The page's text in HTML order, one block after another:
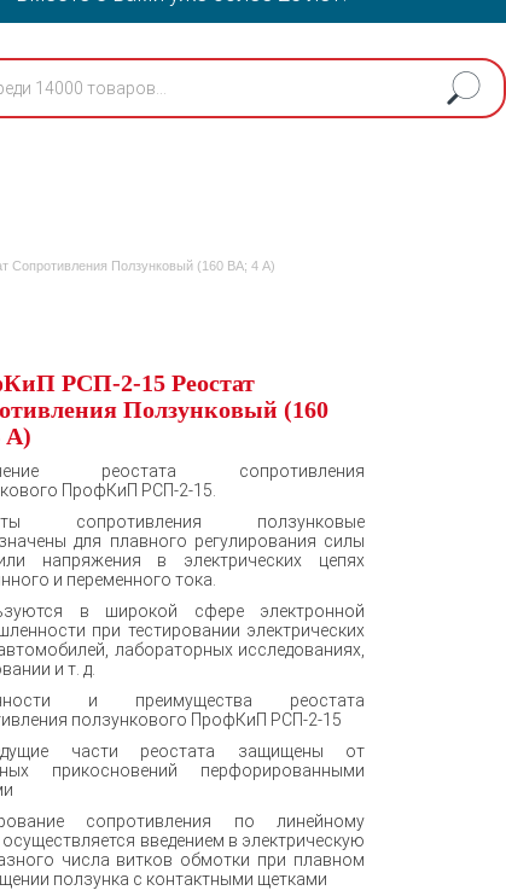
Сопротивления Ползунковый (160 ВА; 4 А)
РСП-2-15 Реостат
Ползунковый (160
А)
реостата сопротивления
ПрофКиП РСП-2-15.
сопротивления ползунковые
для плавного регулирования силы
напряжения в электрических цепях
и переменного тока.
в широкой сфере электронной
при тестировании электрических
лабораторных исследованиях,
и т. д.
и преимущества реостата
ползункового ПрофКиП РСП-2-15
части реостата защищены от
прикосновений перфорированными
сопротивления по линейному
введением в электрическую
числа витков обмотки при плавном
ползунка с контактными щетками